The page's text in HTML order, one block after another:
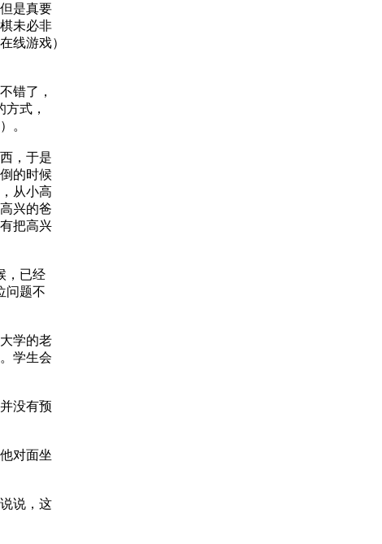
是真要
未必非
线游戏）
错了，
式，
。
，于是
的时候
从小高
兴的爸
把高兴
，已经
问题不
学的老
学生会
没有预
对面坐
说，这